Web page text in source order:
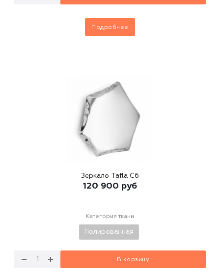
Подробнее
Зеркало Tafla C6
120 900 руб
Категория ткани
Полированная
В корзину